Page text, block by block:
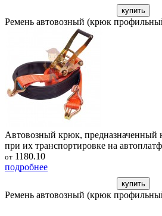
купить
Ремень автовозный (крюк
Автовозный крюк, предназначенный
при их транспортировке на
от 1180.10
подробнее
купить
Ремень автовозный (крюк